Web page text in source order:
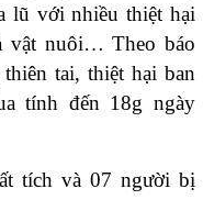
lũ với nhiều thiệt hại
vật nuôi… Theo báo
tai, thiệt hại ban
tính đến 18g ngày
tích và 07 người bị